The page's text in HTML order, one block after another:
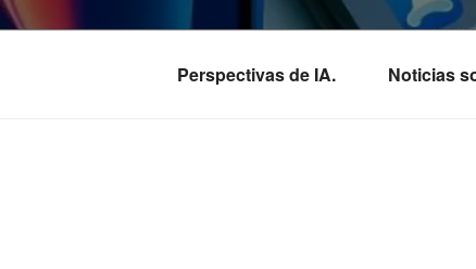
Perspectivas de IA. Noticias